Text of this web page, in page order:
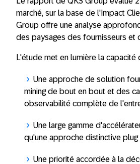
marché, sur la base de l'Impact
Group offre une analyse
des paysages des fournisseurs et
L'étude met en lumière la capacité
Une approche de solution
mining de bout en bout et des
observabilité complète de
Une large gamme
qu'une approche distinctive
Une priorité accordée à la